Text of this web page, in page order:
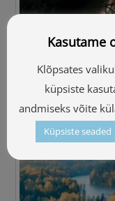
Kasutame
Klõpsates
küpsiste
andmiseks võite
Küpsiste seaded